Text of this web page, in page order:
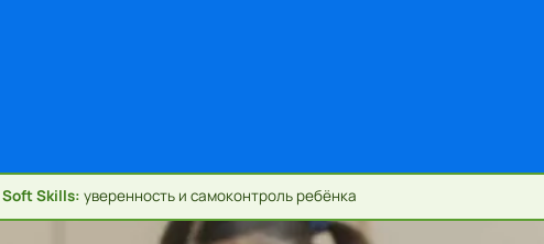
Soft Skills: уверенность и самоконтроль ребёнка